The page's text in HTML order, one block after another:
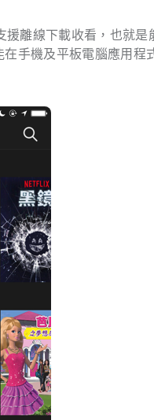
援離線下載收看，也就是
手機及平板電腦應用程